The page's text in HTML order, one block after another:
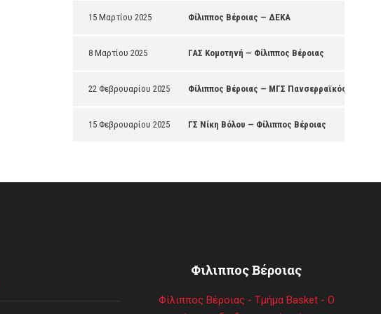
15 Μαρτίου 2025 Φίλιππος Βέροιας — ΔΕΚΑ
8 Μαρτίου 2025 ΓΑΣ Κομοτηνή — Φίλιππος Βέροιας
22 Φεβρουαρίου 2025 Φίλιππος Βέροιας — ΜΓΣ Πανσερραϊκός
15 Φεβρουαρίου 2025 ΓΣ Νίκη Βόλου — Φίλιππος Βέροιας
Φιλιππος Βέροιας
Φίλιππος Βέροιας - Τμήμα Basket - Ο